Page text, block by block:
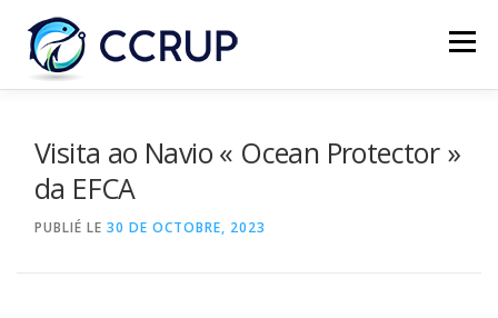
Menu
Visita ao Navio « Ocean Protector »
da EFCA
PUBLIÉ LE 30 DE OCTOBRE, 2023